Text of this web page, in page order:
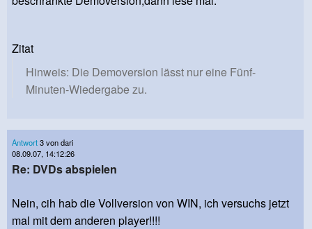
Zitat
Hinweis: Die Demoversion lässt nur eine Fünf-
Minuten-Wiedergabe zu.
Antwort3 von dari
08.09.07, 14:12:26
Re: DVDs abspielen
Nein, cih hab die Vollversion von WIN, ich versuchs jetzt
mal mit dem anderen player!!!!